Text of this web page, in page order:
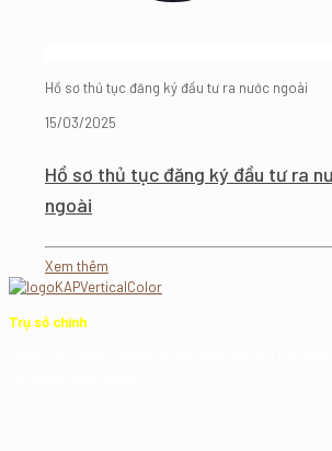
Hồ sơ thủ tục đăng ký đầu tư ra nước ngoài
15/03/2025
Hồ sơ thủ tục đăng ký đầu tư ra
ngoài
Xem thêm
Trụ sở chính